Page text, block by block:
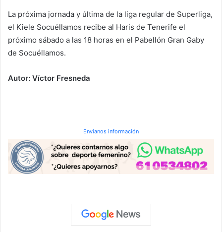
La próxima jornada y última de la liga regular de Superliga,
el Kiele Socuéllamos recibe al Haris de Tenerife el
próximo sábado a las 18 horas en el Pabellón Gran Gaby
de Socuéllamos.
Autor: Víctor Fresneda
Envianos información